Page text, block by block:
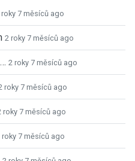
roky 7 měsíců ago
2 roky 7 měsíců ago
2 roky 7 měsíců ago
roky 7 měsíců ago
roky 7 měsíců ago
roky 7 měsíců ago